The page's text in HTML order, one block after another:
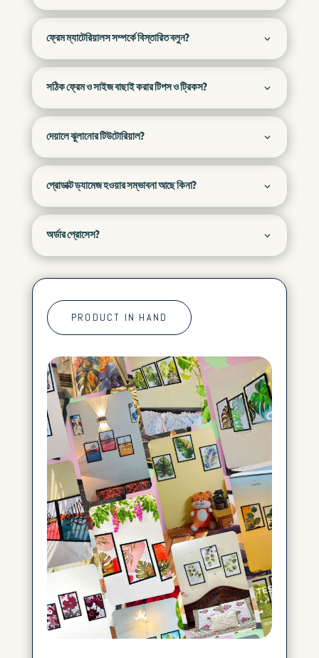
ফ্রেম ম্যাটেরিয়ালস সম্পর্কে বিস্তারিত বলুন?
সঠিক ফ্রেম ও সাইজ বাছাই করার টিপস ও ট্রিকস?
দেয়ালে ঝুলানোর টিউটোরিয়াল?
প্রোডাক্ট ড্যামেজ হওয়ার সম্ভাবনা আছে কিনা?
অর্ডার প্রোসেস?
PRODUCT IN HAND